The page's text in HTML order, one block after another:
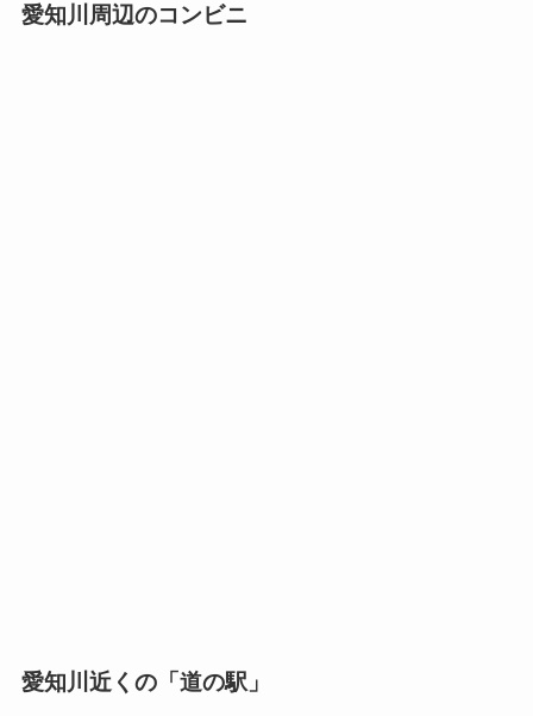
愛知川周辺のコンビニ
愛知川近くの「道の駅」